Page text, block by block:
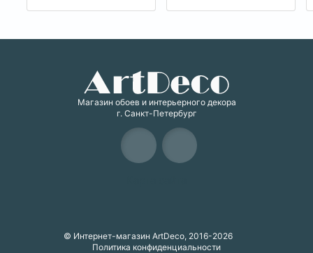
Магазин обоев и интерьерного декора
г. Санкт-Петербург
© Интернет-магазин ArtDeco, 2016-2026
Политика конфиденциальности